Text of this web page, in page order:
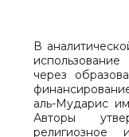
В
через
аль-Мударис
Авторы
религиозное